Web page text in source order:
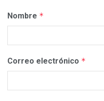
Nombre *
Correo electrónico *